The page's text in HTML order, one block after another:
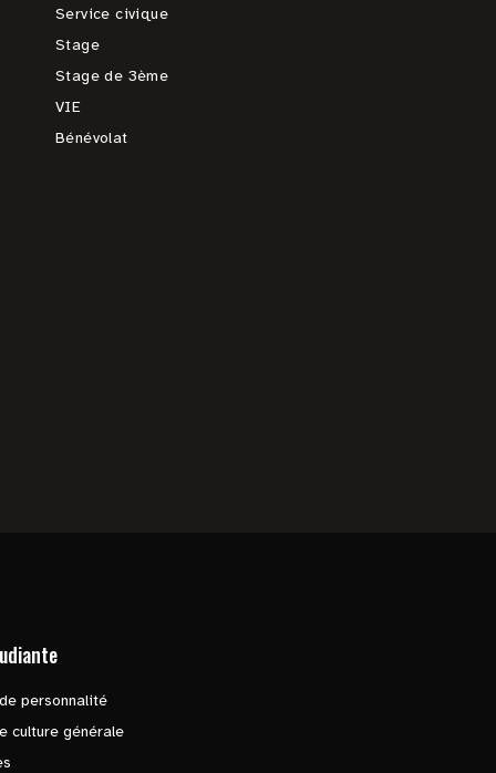
Service civique
Stage
Stage de 3ème
VIE
Bénévolat
personnalité
culture générale